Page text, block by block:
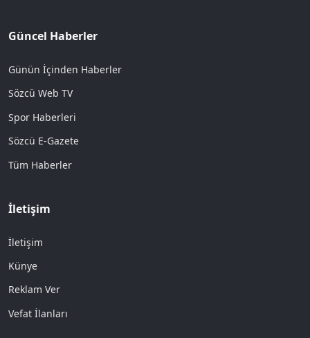
Güncel Haberler
Günün İçinden Haberler
Sözcü Web TV
Spor Haberleri
Sözcü E-Gazete
Tüm Haberler
İletişim
İletişim
Künye
Reklam Ver
Vefat İlanları